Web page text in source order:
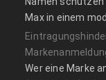
Max in einem
Wer eine Marke